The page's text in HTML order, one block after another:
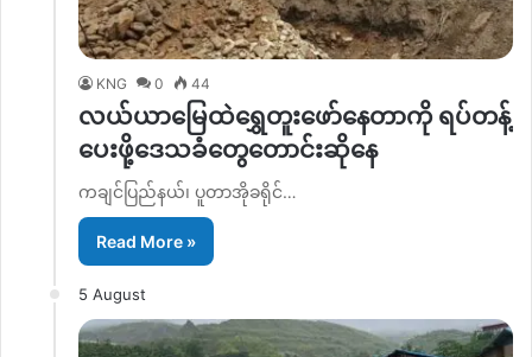
KNG 0 44
လယ်ယာမြေထဲရွှေတူးဖော်နေတာကို ရပ်တန့်
ပေးဖို့ဒေသခံတွေတောင်းဆိုနေ
ကချင်ပြည်နယ်၊ ပူတာအိုခရိုင်…
Read More »
5 August